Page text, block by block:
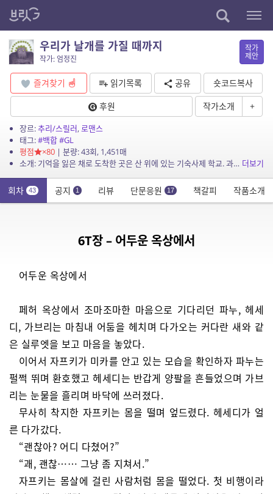
우리가 날개를 가질 때까지
작가: 엄정진
작가
제안
즐겨찾기 읽기목록 공유
숏코드복사
후원
작가소개 +
장르:추리/스릴러,로맨스
태그:#백합#GL
평점
×80| 분량: 43회, 1,451매
소개: 기억을 잃은 채로 도착한 곳은 산 위에 있는 기숙사제 학교. 과거와 이름을 잃어버린 소녀들의 우정과 애정 이야기. 2007년작 비주얼 노벨 게임 〈Till We Regain Win... 더보기
회차 43 공지 1 리뷰 단문응원 17 책갈피 작품소개
6T장 – 어두운 옥상에서
어두운 옥상에서
페허 옥상에서 조마조마한 마음으로 기다리던 파누, 헤세
디, 가브리는 마침내 어둠을 헤치며 다가오는 커다란 새와 같
은 실루엣을 보고 마음을 놓았다.
이어서 자프키가 미카를 안고 있는 모습을 확인하자 파누는
펄쩍 뛰며 환호했고 헤세디는 반갑게 양팔을 흔들었으며 가브
리는 눈물을 흘리며 바닥에 쓰러졌다.
무사히 착지한 자프키는 몸을 떨며 엎드렸다. 헤세디가 얼
른 다가갔다.
“괜찮아? 어디 다쳤어?”
“괘, 괜찮…… 그냥 좀 지쳐서.”
자프키는 몸살에 걸린 사람처럼 몸을 떨었다. 첫 비행이라